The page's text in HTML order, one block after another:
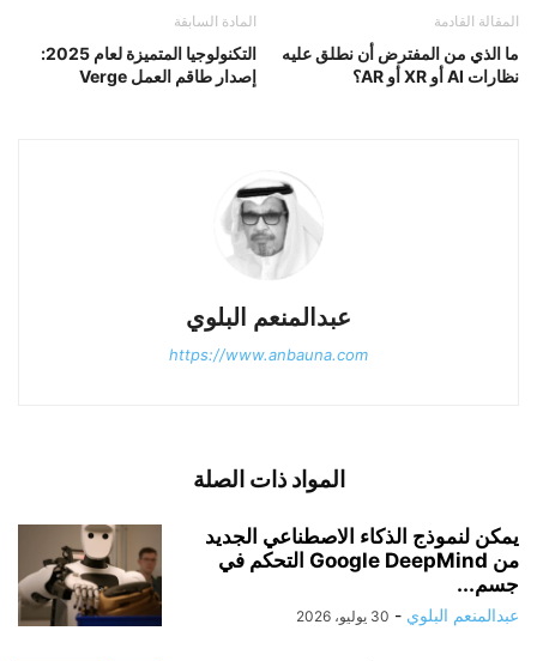
المادة السابقة
التكنولوجيا المتميزة لعام 2025:
إصدار طاقم العمل Verge
المقالة القادمة
ما الذي من المفترض أن نطلق عليه
نظارات AI أو XR أو AR؟
عبدالمنعم البلوي
https://www.anbauna.com
المواد ذات الصلة
يمكن لنموذج الذكاء الاصطناعي الجديد
من Google DeepMind التحكم في
جسم...
عبدالمنعم البلوي - 30 يوليو، 2026